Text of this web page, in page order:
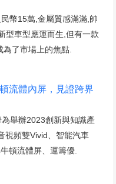
幣15萬,金屬質感滿滿,帥
型車型應運而生,但有一款
了市場上的焦點.
流體內屏，見證跨界
舉辦2023創新與知識產
視頻雙Vivid、智能汽車
頓流體屏、運籌優.